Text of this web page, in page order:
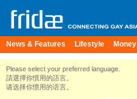
News & Features Lifestyle Money
Please select your preferred language.
請選擇你慣用的語言。
请选择你惯用的语言。